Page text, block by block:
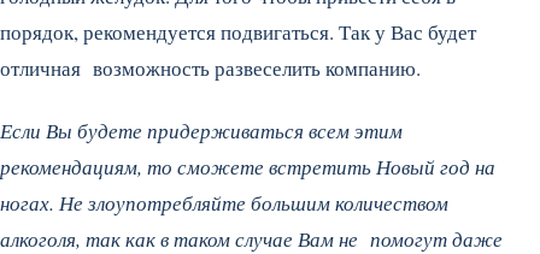
порядок, рекомендуется подвигаться. Так у Вас будет
отличная возможность развеселить компанию.
Если Вы будете придерживаться всем этим
рекомендациям, то сможете встретить Новый год на
ногах. Не злоупотребляйте большим количеством
алкоголя, так как в таком случае Вам не помогут даже